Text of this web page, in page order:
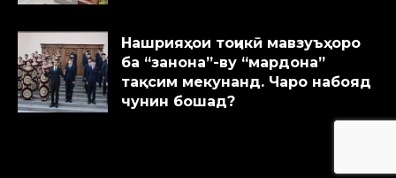
Нашрияҳои тоҷикӣ мавзуъҳоро
ба “занона”-ву “мардона”
тақсим мекунанд. Чаро набояд
чунин бошад?